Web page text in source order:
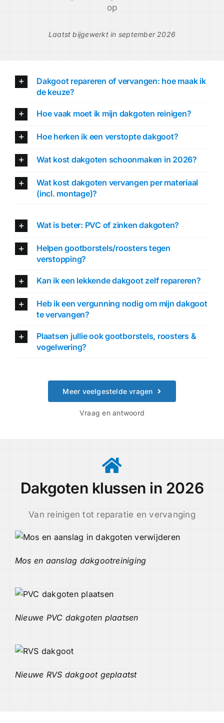
op
Laatst bijgewerkt in september 2026
Dakgoot repareren of vervangen: hoe maak ik
de keuze?
Hoe vaak moet ik mijn dakgoten reinigen?
Hoe herken ik een verstopte dakgoot?
Wat kost dakgoten schoonmaken in 2026?
Wat kost dakgoten vervangen per materiaal
(incl. montage)?
Wat is beter: PVC of zinken dakgoten?
Helpen gootborstels/roosters tegen
verstopping?
Kan ik een lekkende dakgoot zelf repareren?
Heb ik een vergunning nodig om mijn dakgoot
te vervangen?
Plaatsen jullie ook gootborstels, roosters &
vogelwering?
Meer veelgestelde vragen
Vraag en antwoord
Dakgoten klussen in 2026
Van reinigen tot reparatie en vervanging
Mos en aanslag dakgootreiniging
Nieuwe PVC dakgoten plaatsen
Nieuwe RVS dakgoot geplaatst